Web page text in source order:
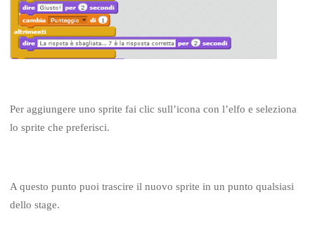
Per aggiungere uno sprite fai clic sull’icona con l’elfo e seleziona
lo sprite che preferisci.
A questo punto puoi trascire il nuovo sprite in un punto qualsiasi
dello stage.